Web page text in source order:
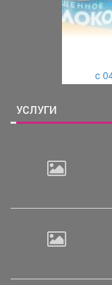
c
УСЛУГИ